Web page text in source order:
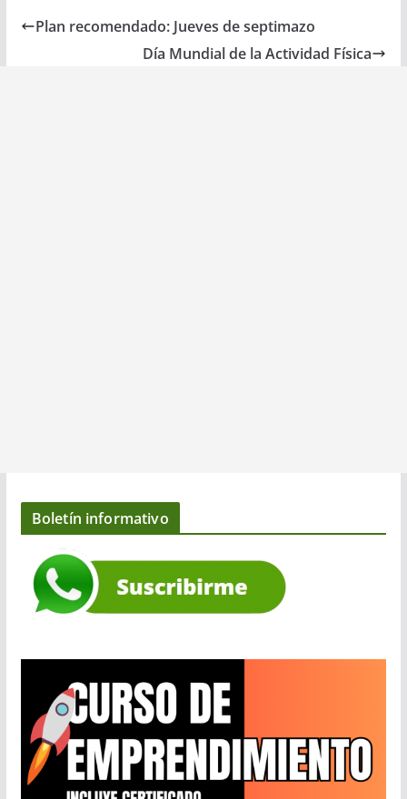
Plan recomendado: Jueves de septimazo
Día Mundial de la Actividad Física
Boletín informativo